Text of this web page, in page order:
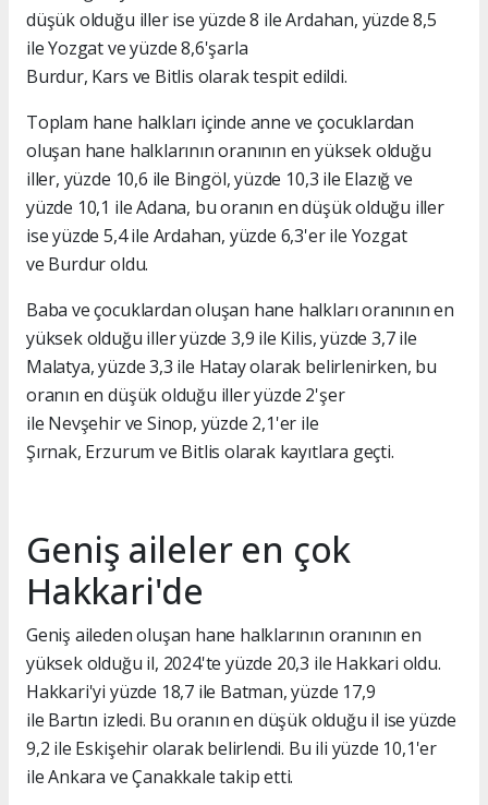
düşük olduğu iller ise yüzde 8 ile Ardahan, yüzde 8,5
ile Yozgat ve yüzde 8,6'şarla
Burdur, Kars ve Bitlis olarak tespit edildi.
Toplam hane halkları içinde anne ve çocuklardan
oluşan hane halklarının oranının en yüksek olduğu
iller, yüzde 10,6 ile Bingöl, yüzde 10,3 ile Elazığ ve
yüzde 10,1 ile Adana, bu oranın en düşük olduğu iller
ise yüzde 5,4 ile Ardahan, yüzde 6,3'er ile Yozgat
ve Burdur oldu.
Baba ve çocuklardan oluşan hane halkları oranının en
yüksek olduğu iller yüzde 3,9 ile Kilis, yüzde 3,7 ile
Malatya, yüzde 3,3 ile Hatay olarak belirlenirken, bu
oranın en düşük olduğu iller yüzde 2'şer
ile Nevşehir ve Sinop, yüzde 2,1'er ile
Şırnak, Erzurum ve Bitlis olarak kayıtlara geçti.
Geniş aileler en çok
Hakkari'de
Geniş aileden oluşan hane halklarının oranının en
yüksek olduğu il, 2024'te yüzde 20,3 ile Hakkari oldu.
Hakkari'yi yüzde 18,7 ile Batman, yüzde 17,9
ile Bartın izledi. Bu oranın en düşük olduğu il ise yüzde
9,2 ile Eskişehir olarak belirlendi. Bu ili yüzde 10,1'er
ile Ankara ve Çanakkale takip etti.